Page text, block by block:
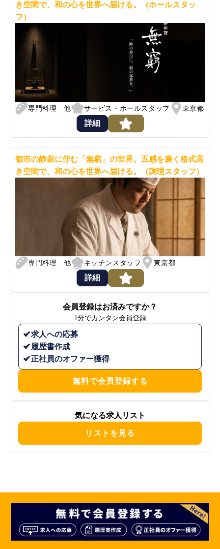
き空間で、和の心を世界へ届ける。（ホールスタッ
フ）
専門料理 他 サービス・ホールスタッフ 東京都
詳細
都市の静寂に佇む「無窮」の世界。五感を磨く格式高
き空間で、和の心を世界へ届ける。（調理スタッフ）
専門料理 他 キッチンスタッフ 東京都
詳細
会員登録はお済みですか？
1分でカンタン会員登録
求人への応募
履歴書作成
正社員のオファー獲得
無料で会員登録する
気になる求人リスト
リストを見る